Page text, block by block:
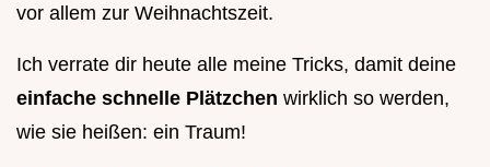
vor allem zur Weihnachtszeit.
Ich verrate dir heute alle meine Tricks, damit deine
einfache schnelle Plätzchen wirklich so werden,
wie sie heißen: ein Traum!